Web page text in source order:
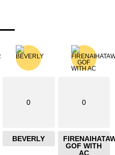
0
BEVERLY
0
GOF WITH
AC